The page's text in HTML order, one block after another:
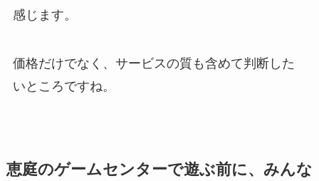
感じます。
価格だけでなく、サービスの質も含めて判断した
いところですね。
恵庭のゲームセンターで遊ぶ前に、みんな